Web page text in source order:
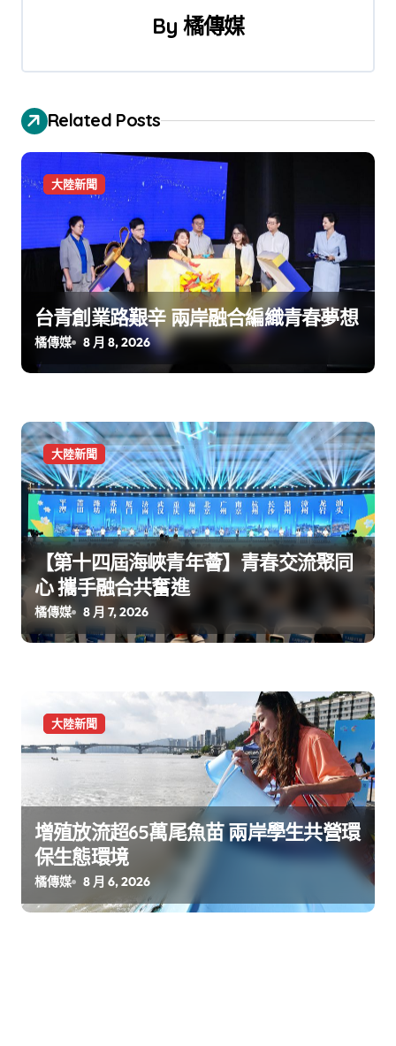
By 橘傳媒
Related Posts
大陸新聞
台青創業路艱辛 兩岸融合編織青春夢想
橘傳媒 8 月 8, 2026
大陸新聞
【第十四屆海峽青年薈】青春交流聚同
心 攜手融合共奮進
橘傳媒 8 月 7, 2026
大陸新聞
增殖放流超65萬尾魚苗 兩岸學生共營環
保生態環境
橘傳媒 8 月 6, 2026